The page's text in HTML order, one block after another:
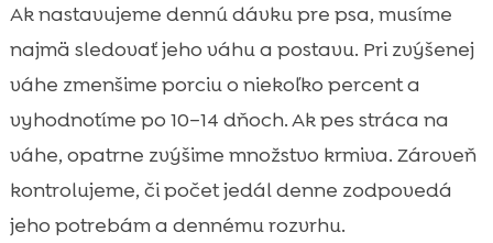
Ak nastavujeme dennú dávku pre psa, musíme
najmä sledovať jeho váhu a postavu. Pri zvýšenej
váhe zmenšime porciu o niekoľko percent a
vyhodnotíme po 10–14 dňoch. Ak pes stráca na
váhe, opatrne zvýšime množstvo krmiva. Zároveň
kontrolujeme, či počet jedál denne zodpovedá
jeho potrebám a dennému rozvrhu.